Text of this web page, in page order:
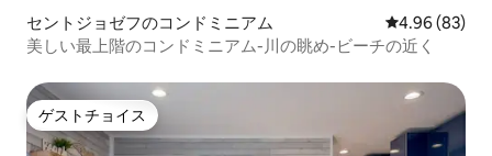
セントジョゼフのコンドミニアム レビュー83
4.96 (83)
美しい最上階のコンドミニアム-川の眺め-ビーチの近く
ゲストチョイス
ゲストチョイス